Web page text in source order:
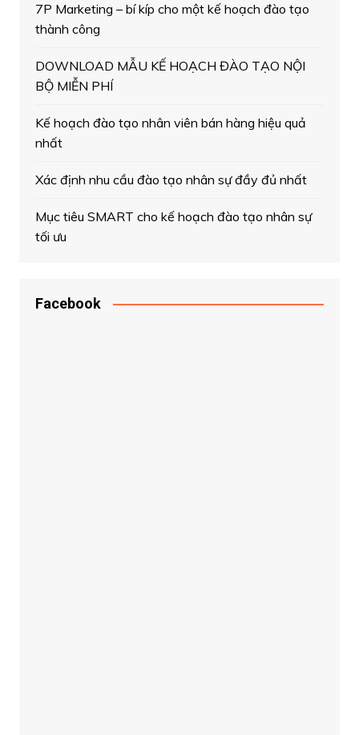
7P Marketing – bí kíp cho một kế hoạch đào tạo
thành công
DOWNLOAD MẪU KẾ HOẠCH ĐÀO TẠO NỘI
BỘ MIỄN PHÍ
Kế hoạch đào tạo nhân viên bán hàng hiệu quả
nhất
Xác định nhu cầu đào tạo nhân sự đầy đủ nhất
Mục tiêu SMART cho kế hoạch đào tạo nhân sự
tối ưu
Facebook